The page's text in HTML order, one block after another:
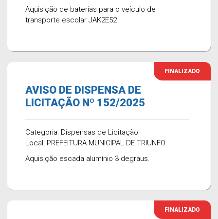
Aquisição de baterias para o veículo de
transporte escolar JAK2E52
FINALIZADO
AVISO DE DISPENSA DE
LICITAÇÃO Nº 152/2025
Categoria: Dispensas de Licitação
Local: PREFEITURA MUNICIPAL DE TRIUNFO
Aquisição escada alumínio 3 degraus.
FINALIZADO